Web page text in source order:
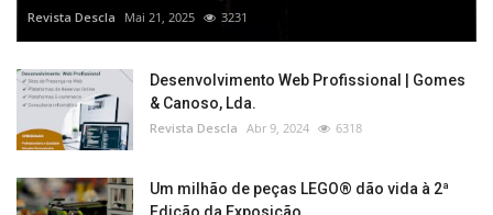
Revista Descla Mai 21, 2025 3231
Desenvolvimento Web Profissional | Gomes
& Canoso, Lda.
Revista Descla Abr 9, 2024 6318
Um milhão de peças LEGO® dão vida à 2ª
Edição da Exposição...